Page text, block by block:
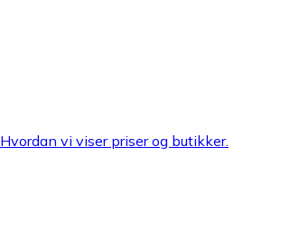
Hvordan vi viser priser og butikker.